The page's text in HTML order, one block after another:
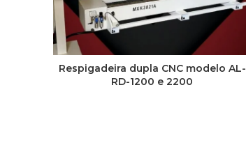
Respigadeira dupla CNC modelo AL-
RD-1200 e 2200